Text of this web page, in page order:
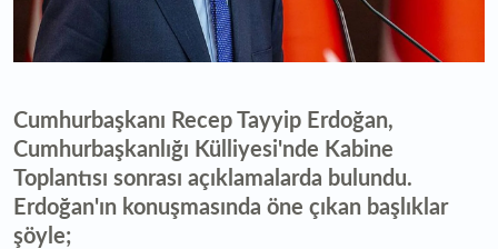
Cumhurbaşkanı Recep Tayyip Erdoğan,
Cumhurbaşkanlığı Külliyesi'nde Kabine
Toplantısı sonrası açıklamalarda bulundu.
Erdoğan'ın konuşmasında öne çıkan başlıklar
şöyle;